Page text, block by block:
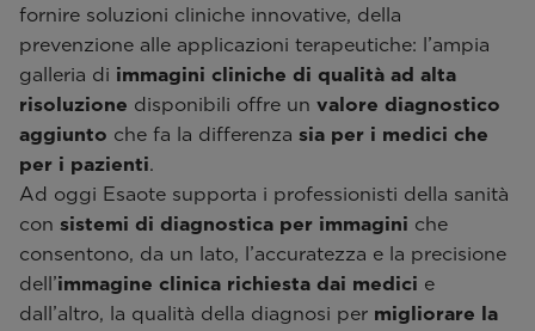
fornire soluzioni cliniche innovative, della
prevenzione alle applicazioni terapeutiche: l’ampia
galleria di immagini cliniche di qualità ad alta
risoluzione disponibili offre un valore diagnostico
aggiunto che fa la differenza sia per i medici che
per i pazienti.
Ad oggi Esaote supporta i professionisti della sanità
con sistemi di diagnostica per immagini che
consentono, da un lato, l’accuratezza e la precisione
dell’immagine clinica richiesta dai medici e
dall’altro, la qualità della diagnosi per migliorare la